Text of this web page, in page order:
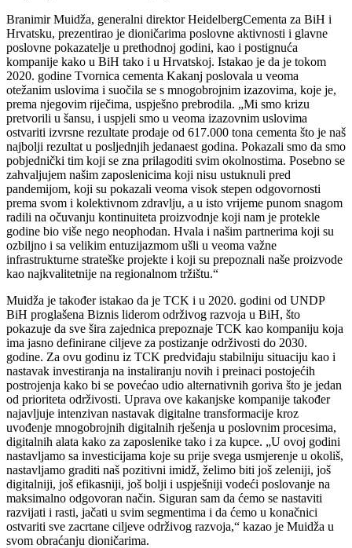
Branimir Muidža, generalni direktor HeidelbergCementa za BiH i
Hrvatsku, prezentirao je dioničarima poslovne aktivnosti i glavne
poslovne pokazatelje u prethodnoj godini, kao i postignuća
kompanije kako u BiH tako i u Hrvatskoj. Istakao je da je tokom
2020. godine Tvornica cementa Kakanj poslovala u veoma
otežanim uslovima i suočila se s mnogobrojnim izazovima, koje je,
prema njegovim riječima, uspješno prebrodila. „Mi smo krizu
pretvorili u šansu, i uspjeli smo u veoma izazovnim uslovima
ostvariti izvrsne rezultate prodaje od 617.000 tona cementa što je naš
najbolji rezultat u posljednjih jedanaest godina. Pokazali smo da smo
pobjednički tim koji se zna prilagoditi svim okolnostima. Posebno se
zahvaljujem našim zaposlenicima koji nisu ustuknuli pred
pandemijom, koji su pokazali veoma visok stepen odgovornosti
prema svom i kolektivnom zdravlju, a u isto vrijeme punom snagom
radili na očuvanju kontinuiteta proizvodnje koji nam je protekle
godine bio više nego neophodan. Hvala i našim partnerima koji su
ozbiljno i sa velikim entuzijazmom ušli u veoma važne
infrastrukturne strateške projekte i koji su prepoznali naše proizvode
kao najkvalitetnije na regionalnom tržištu.“
Muidža je također istakao da je TCK i u 2020. godini od UNDP
BiH proglašena Biznis liderom održivog razvoja u BiH, što
pokazuje da sve šira zajednica prepoznaje TCK kao kompaniju koja
ima jasno definirane ciljeve za postizanje održivosti do 2030.
godine. Za ovu godinu iz TCK predviđaju stabilniju situaciju kao i
nastavak investiranja na instaliranju novih i preinaci postojećih
postrojenja kako bi se povećao udio alternativnih goriva što je jedan
od prioriteta održivosti. Uprava ove kakanjske kompanije također
najavljuje intenzivan nastavak digitalne transformacije kroz
uvođenje mnogobrojnih digitalnih rješenja u poslovnim procesima,
digitalnih alata kako za zaposlenike tako i za kupce. „U ovoj godini
nastavljamo sa investicijama koje su prije svega usmjerenje u okoliš,
nastavljamo graditi naš pozitivni imidž, želimo biti još zeleniji, još
digitalniji, još efikasniji, još bolji i uspješniji vodeći poslovanje na
maksimalno odgovoran način. Siguran sam da ćemo se nastaviti
razvijati i rasti, jačati u svim segmentima i da ćemo u konačnici
ostvariti sve zacrtane ciljeve održivog razvoja,“ kazao je Muidža u
svom obraćanju dioničarima.